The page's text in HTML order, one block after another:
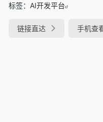
标签： AI开发平台
链接直达 手机查